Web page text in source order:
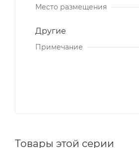
Место размещения
Другие
Примечание
Товары этой серии